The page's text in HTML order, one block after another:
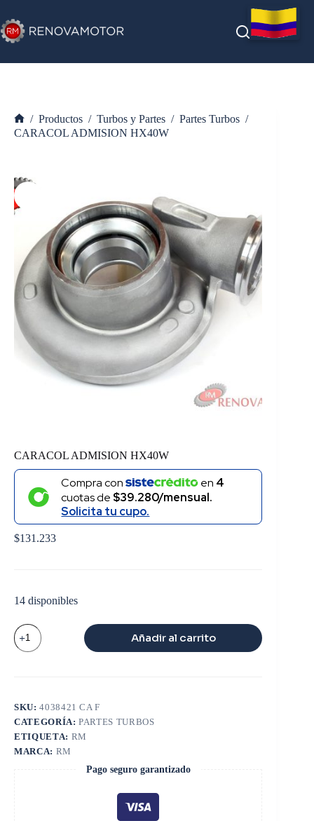
al
contenido
Inicio
/ Productos / Turbos y Partes / Partes Turbos /
CARACOL ADMISION HX40W
CARACOL ADMISION HX40W
Compra con en 4
cuotas de $39.280/mensual.
Solicita tu cupo.
$131.233
14 disponibles
CARACOL
ADMISION
HX40W
Añadir al carrito
SKU:4038421 CA F
CATEGORÍA:PARTES TURBOS
ETIQUETA: RM
MARCA: RM
Pago seguro garantizado